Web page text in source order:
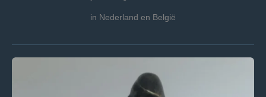
in Nederland en België